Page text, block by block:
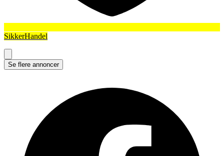
SikkerHandel
Se flere annoncer